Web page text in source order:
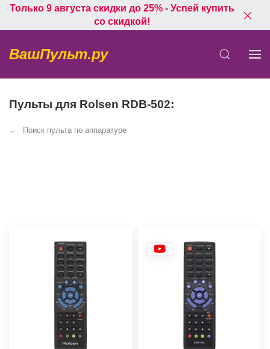
Только 9 августа скидки до 25% - Успей купить
со скидкой!
ВашПульт.ру
Пульты для Rolsen RDB-502:
Поиск пульта по аппаратуре